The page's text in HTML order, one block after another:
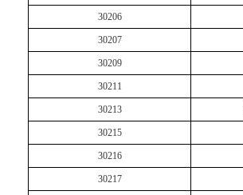
30206
30207
30209
30211
30213
30215
30216
30217